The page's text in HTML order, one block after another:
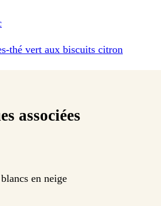
thé vert aux biscuits citron
associées
en neige